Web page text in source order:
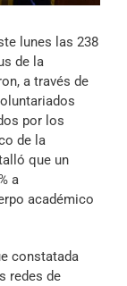
lunes las 238
de la
a través de
por los
de la
que un
a
académico
constatada
redes de